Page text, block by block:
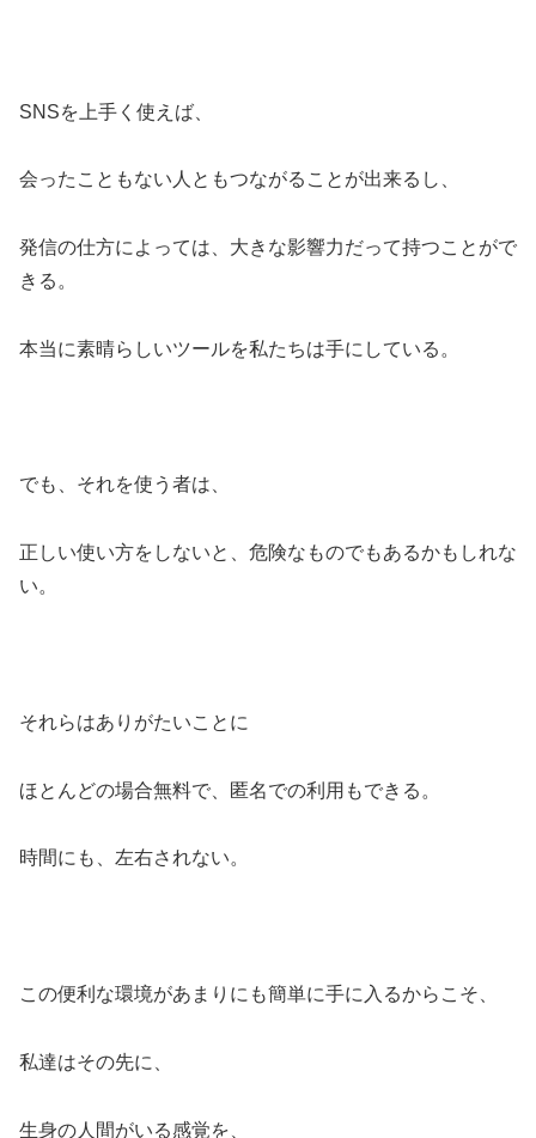
SNSを上手く使えば、
会ったこともない人ともつながることが出来るし、
発信の仕方によっては、大きな影響力だって持つことがで
きる。
本当に素晴らしいツールを私たちは手にしている。
でも、それを使う者は、
正しい使い方をしないと、危険なものでもあるかもしれな
い。
それらはありがたいことに
ほとんどの場合無料で、匿名での利用もできる。
時間にも、左右されない。
この便利な環境があまりにも簡単に手に入るからこそ、
私達はその先に、
生身の人間がいる感覚を、